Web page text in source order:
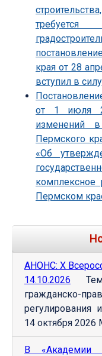
требуется
края от 28
вступил в
от 1 июля
изменений в
Пермского
«Об
комплексное
Пермском
АНОНС: Х
14.10.2026
гражданско-
регулирования
14 октября 2026
В «Академии